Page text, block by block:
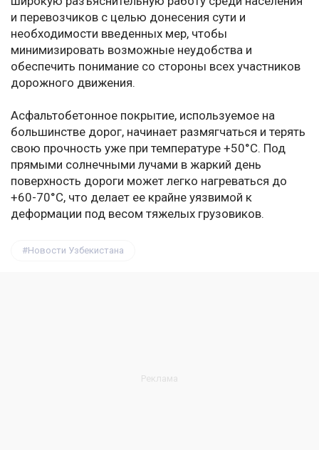
и перевозчиков с целью донесения сути и
необходимости введенных мер, чтобы
минимизировать возможные неудобства и
обеспечить понимание со стороны всех участников
дорожного движения.
Асфальтобетонное покрытие, используемое на
большинстве дорог, начинает размягчаться и терять
свою прочность уже при температуре +50°C. Под
прямыми солнечными лучами в жаркий день
поверхность дороги может легко нагреваться до
+60-70°C, что делает ее крайне уязвимой к
деформации под весом тяжелых грузовиков.
Новости Узбекистана